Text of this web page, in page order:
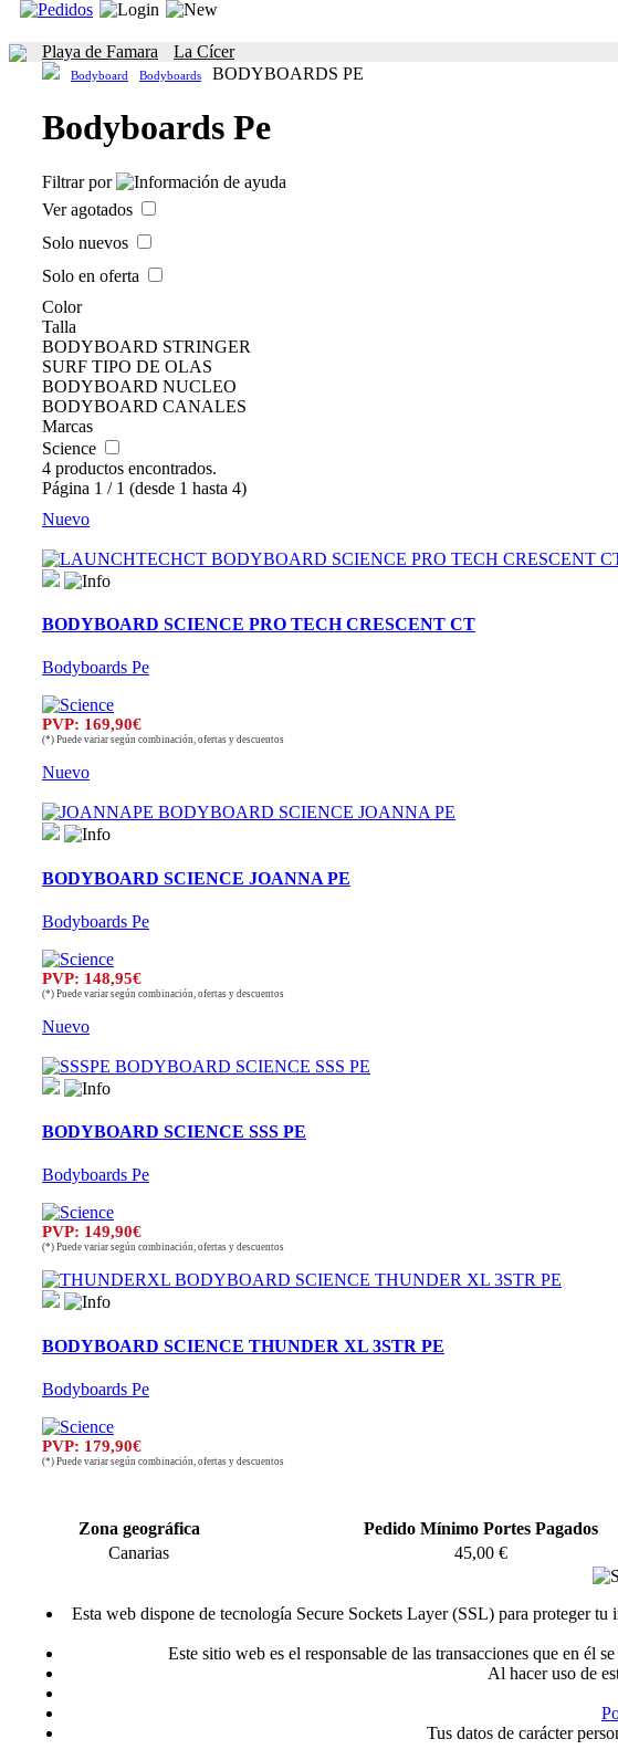
Playa de Famara La Cícer
Bodyboard Bodyboards BODYBOARDS PE
Bodyboards Pe
Filtrar por
Ver agotados
Solo nuevos
Solo en oferta
Color
Talla
BODYBOARD STRINGER
SURF TIPO DE OLAS
BODYBOARD NUCLEO
BODYBOARD CANALES
Marcas
Science
4 productos encontrados.
Página 1 / 1 (desde 1 hasta 4)
Nuevo
BODYBOARD SCIENCE PRO TECH CRESCENT CT
Bodyboards Pe
PVP: 169,90€
(*) Puede variar según combinación, ofertas y descuentos
Nuevo
BODYBOARD SCIENCE JOANNA PE
Bodyboards Pe
PVP: 148,95€
(*) Puede variar según combinación, ofertas y descuentos
Nuevo
BODYBOARD SCIENCE SSS PE
Bodyboards Pe
PVP: 149,90€
(*) Puede variar según combinación, ofertas y descuentos
BODYBOARD SCIENCE THUNDER XL 3STR PE
Bodyboards Pe
PVP: 179,90€
(*) Puede variar según combinación, ofertas y descuentos
Zona geográfica
Pedido Mínimo Portes Pagados
Canarias
45,00 €
Esta web dispone de tecnología Secure Sockets Layer (SSL) para proteger
Este sitio web es el responsable de las transacciones que en él
Al hacer uso de
Tus datos de carácter